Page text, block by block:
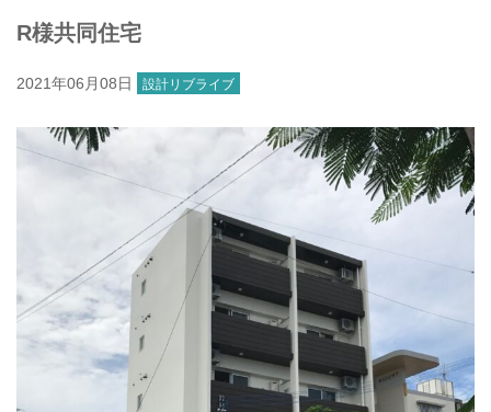
R様共同住宅
2021年06月08日 設計リブライブ